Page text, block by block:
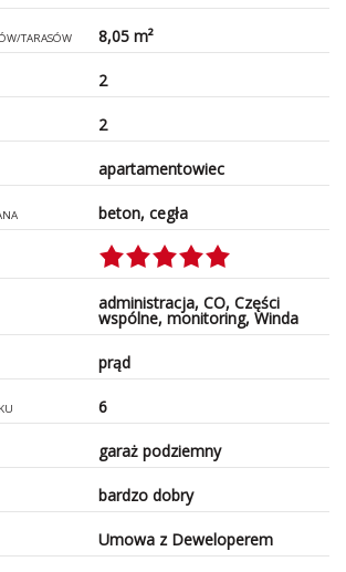
TARASÓW 8,05 m²
2
2
apartamentowiec
beton, cegła
administracja, CO, Części
wspólne, monitoring, Winda
prąd
6
garaż podziemny
bardzo dobry
Umowa z Deweloperem